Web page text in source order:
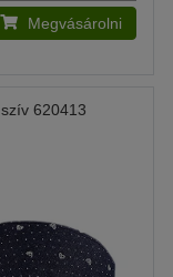
Megvásárolni
620413